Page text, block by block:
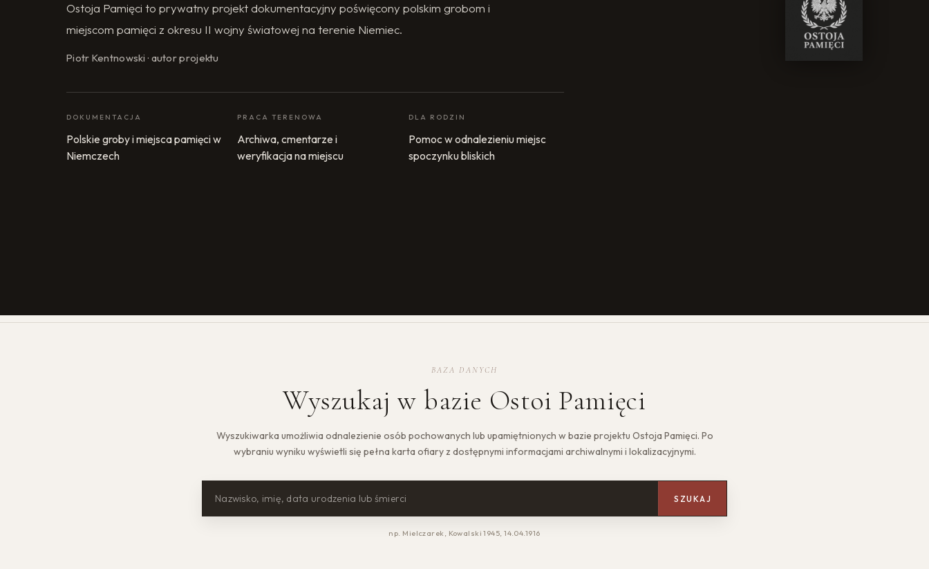
Ostoja Pamięci to prywatny projekt dokumentacyjny poświęcony polskim grobom i
miejscom pamięci z okresu II wojny światowej na terenie Niemiec.
Piotr Kentnowski · autor projektu
DOKUMENTACJA
Polskie groby i miejsca pamięci w
Niemczech
PRACA TERENOWA
Archiwa, cmentarze i
weryfikacja na miejscu
DLA RODZIN
Pomoc w odnalezieniu miejsc
spoczynku bliskich
BAZA DANYCH
Wyszukaj w bazie Ostoi Pamięci
Wyszukiwarka umożliwia odnalezienie osób pochowanych lub upamiętnionych w bazie projektu Ostoja Pamięci. Po
wybraniu wyniku wyświetli się pełna karta ofiary z dostępnymi informacjami archiwalnymi i lokalizacyjnymi.
SZUKAJ
np. Mielczarek, Kowalski 1945, 14.04.1916